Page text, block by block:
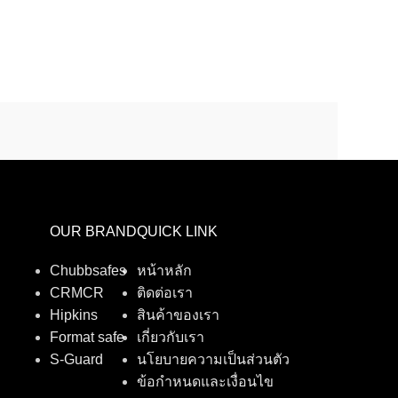
OUR BRAND
Chubbsafes
CRMCR
Hipkins
Format safe
S-Guard
QUICK LINK
หน้าหลัก
ติดต่อเรา
สินค้าของเรา
เกี่ยวกับเรา
นโยบายความเป็นส่วนตัว
ข้อกำหนดและเงื่อนไข